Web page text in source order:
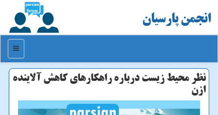
انجمن پارسیان
منو
نظر محیط زیست درباره راهكارهای كاهش آلاینده
ازن